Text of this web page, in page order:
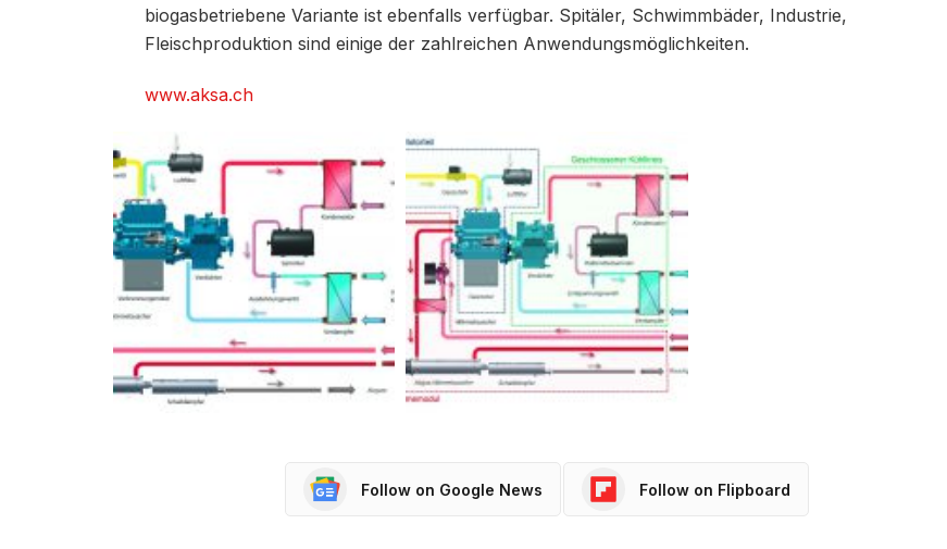
biogasbetriebene Variante ist ebenfalls verfügbar. Spitäler, Schwimmbäder, Industrie,
Fleischproduktion sind einige der zahlreichen Anwendungsmöglichkeiten.
www.aksa.ch
Follow on Google News Follow on Flipboard